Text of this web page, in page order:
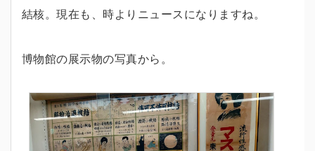
結核。現在も、時よりニュースになりますね。
博物館の展示物の写真から。